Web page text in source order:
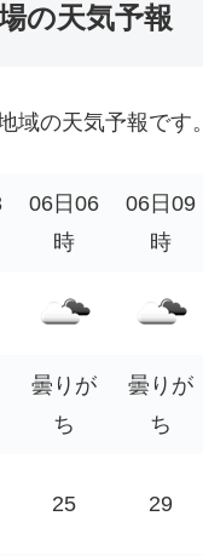
の天気予報
域の天気予報です。
06日06
時
06日09
時
曇りが
ち
曇りが
ち
25 29